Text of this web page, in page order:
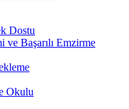
Dostu
ve Başarılı Emzirme
Okulu